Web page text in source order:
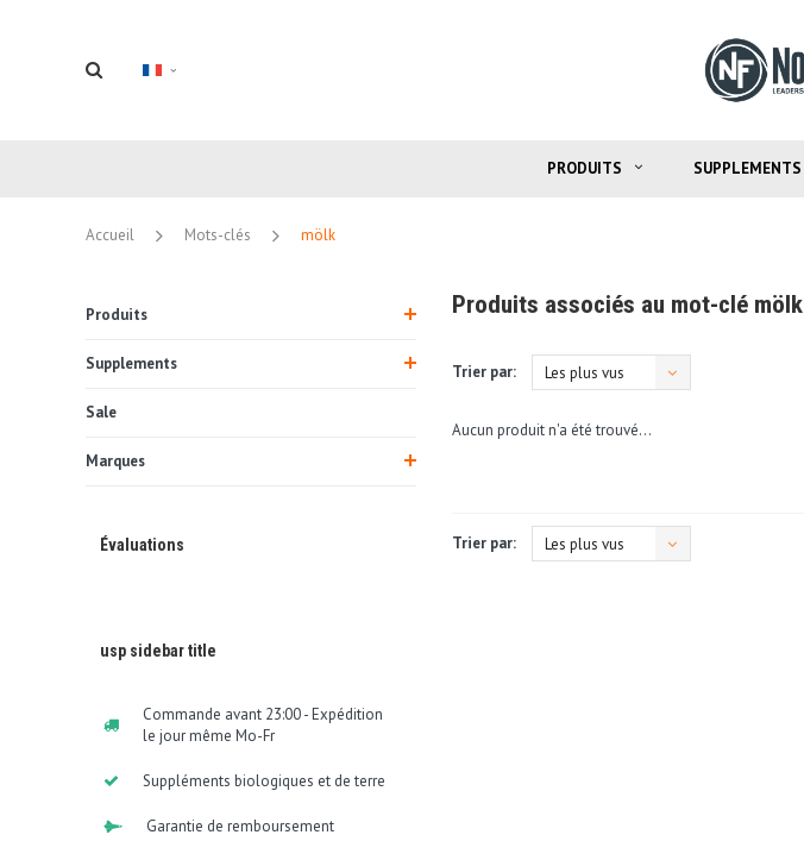
PRODUITS SUPPLEMENTS
Accueil Mots-clés mölk
Produits
Supplements
Sale
Marques
Évaluations
usp sidebar title
Commande avant 23:00 - Expédition
le jour même Mo-Fr
Suppléments biologiques et de terre
Garantie de remboursement
Produits associés au mot-clé mölk
Trier par: Les plus vus
Aucun produit n'a été trouvé...
Trier par: Les plus vus